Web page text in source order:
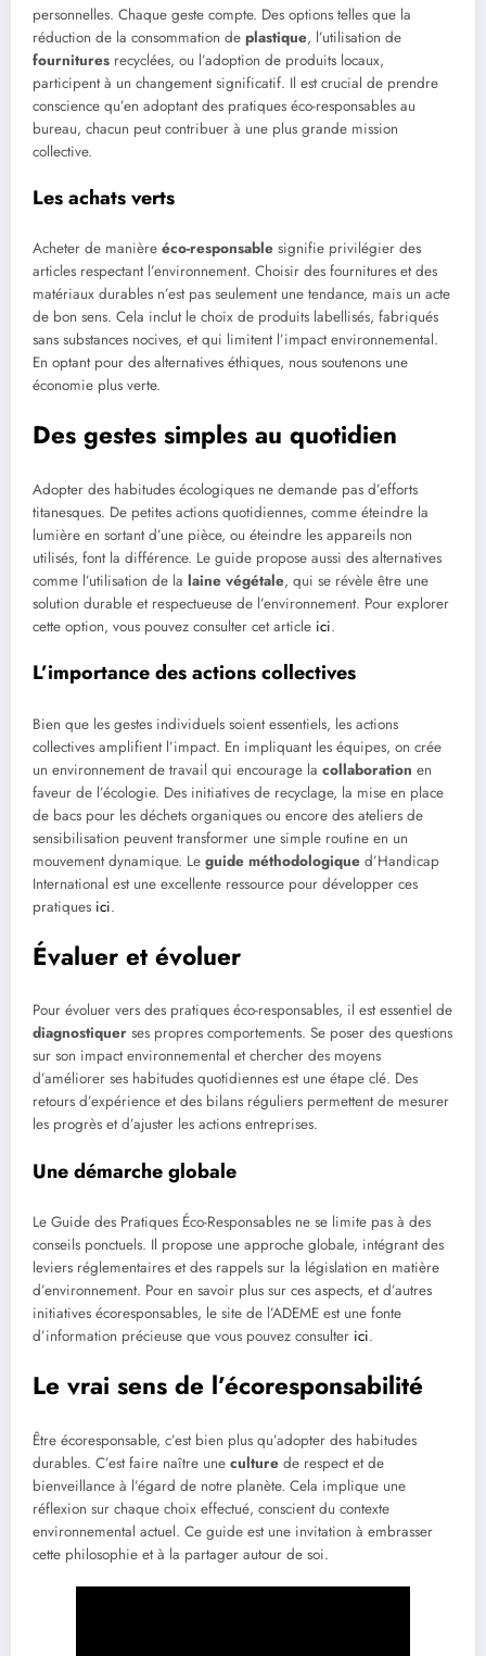
personnelles. Chaque geste compte. Des options telles que la
réduction de la consommation de plastique, l’utilisation de
fournitures recyclées, ou l’adoption de produits locaux,
participent à un changement significatif. Il est crucial de prendre
conscience qu’en adoptant des pratiques éco-responsables au
bureau, chacun peut contribuer à une plus grande mission
collective.
Les achats verts
Acheter de manière éco-responsable signifie privilégier des
articles respectant l’environnement. Choisir des fournitures et des
matériaux durables n’est pas seulement une tendance, mais un acte
de bon sens. Cela inclut le choix de produits labellisés, fabriqués
sans substances nocives, et qui limitent l’impact environnemental.
En optant pour des alternatives éthiques, nous soutenons une
économie plus verte.
Des gestes simples au quotidien
Adopter des habitudes écologiques ne demande pas d’efforts
titanesques. De petites actions quotidiennes, comme éteindre la
lumière en sortant d’une pièce, ou éteindre les appareils non
utilisés, font la différence. Le guide propose aussi des alternatives
comme l’utilisation de la laine végétale, qui se révèle être une
solution durable et respectueuse de l’environnement. Pour explorer
cette option, vous pouvez consulter cet article ici.
L’importance des actions collectives
Bien que les gestes individuels soient essentiels, les actions
collectives amplifient l’impact. En impliquant les équipes, on crée
un environnement de travail qui encourage la collaboration en
faveur de l’écologie. Des initiatives de recyclage, la mise en place
de bacs pour les déchets organiques ou encore des ateliers de
sensibilisation peuvent transformer une simple routine en un
mouvement dynamique. Le guide méthodologique d’Handicap
International est une excellente ressource pour développer ces
pratiques ici.
Évaluer et évoluer
Pour évoluer vers des pratiques éco-responsables, il est essentiel de
diagnostiquer ses propres comportements. Se poser des questions
sur son impact environnemental et chercher des moyens
d’améliorer ses habitudes quotidiennes est une étape clé. Des
retours d’expérience et des bilans réguliers permettent de mesurer
les progrès et d’ajuster les actions entreprises.
Une démarche globale
Le Guide des Pratiques Éco-Responsables ne se limite pas à des
conseils ponctuels. Il propose une approche globale, intégrant des
leviers réglementaires et des rappels sur la législation en matière
d’environnement. Pour en savoir plus sur ces aspects, et d’autres
initiatives écoresponsables, le site de l’ADEME est une fonte
d’information précieuse que vous pouvez consulter ici.
Le vrai sens de l’écoresponsabilité
Être écoresponsable, c’est bien plus qu’adopter des habitudes
durables. C’est faire naître une culture de respect et de
bienveillance à l’égard de notre planète. Cela implique une
réflexion sur chaque choix effectué, conscient du contexte
environnemental actuel. Ce guide est une invitation à embrasser
cette philosophie et à la partager autour de soi.